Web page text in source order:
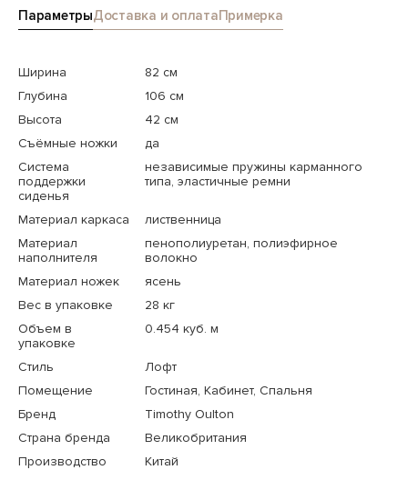
ПараметрыДоставка и оплатаПримерка
Ширина
82 см
Глубина
106 см
Высота
42 см
Съёмные ножки
да
Система
поддержки
сиденья
независимые пружины карманного
типа, эластичные ремни
Материал каркаса
лиственница
Материал
наполнителя
пенополиуретан, полиэфирное
волокно
Материал ножек
ясень
Вес в упаковке
28 кг
Объем в
упаковке
0.454 куб. м
Стиль
Лофт
Помещение
Гостиная, Кабинет, Спальня
Бренд
Timothy Oulton
Страна бренда
Великобритания
Производство
Китай